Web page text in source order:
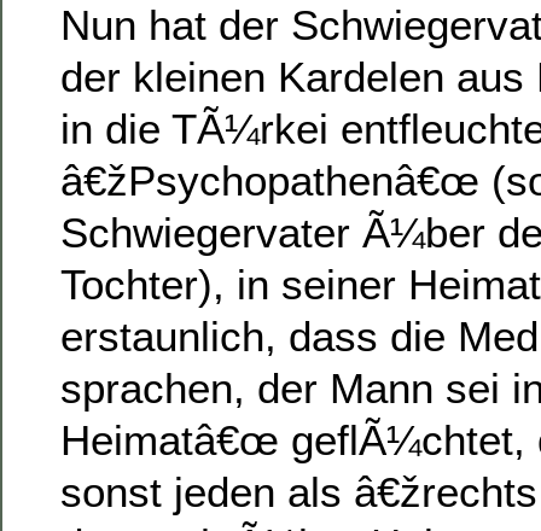
Nun hat der
der kleinen Kardelen aus
in die TÃ¼rkei
â€žPsychopathenâ€œ
Schwiegervater Ã¼ber
Tochter), in seiner
erstaunlich, dass die
sprachen, der Mann sei
Heimatâ€œ geflÃ¼chtet,
sonst jeden als